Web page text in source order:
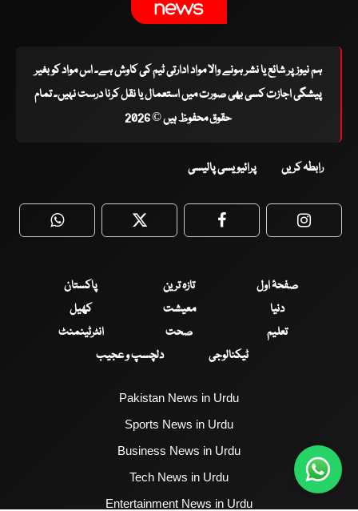
ہم نیوز پر شائع یا نشر ہونے والا مواد ادارتی ٹیم کی کاوش ہے۔ اس مواد کو بغیر
پیشگی اجازت کسی بھی صورت میں استعمال یا نقل کرنا درست نہیں۔ تمام
حقوق محفوظ ہیں © 2026
رابطہ کریں پرائیویسی پالیسی
WhatsApp Twitter Facebook
صفحۂ اول تازہ ترین
پاکستان
دنیا
معیشت
کھیل
تعلیم
صحت
انٹرٹینمنٹ
ٹیکنالوجی
دلچسپ و عجیب
Pakistan News in Urdu
Sports News in Urdu
Business News in Urdu
Tech News in Urdu
Entertainment News in Urdu